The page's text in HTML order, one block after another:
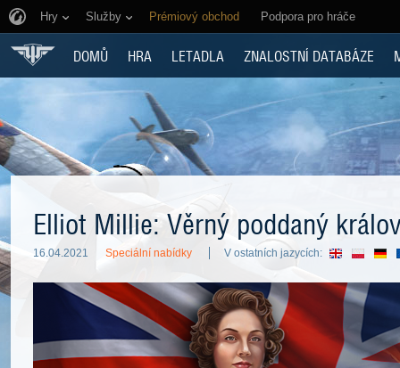
Hry Služby Prémiový obchod Podpora pro hráče
DOMŮ HRA LETADLA ZNALOSTNÍ DATABÁZE
Elliot Millie: Věrný poddaný
16.04.2021 Speciální nabídky V ostatních jazycích: